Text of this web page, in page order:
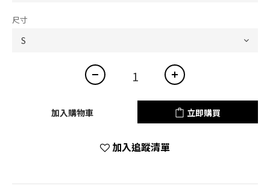
尺寸
加入購物車 立即購買
加入追蹤清單